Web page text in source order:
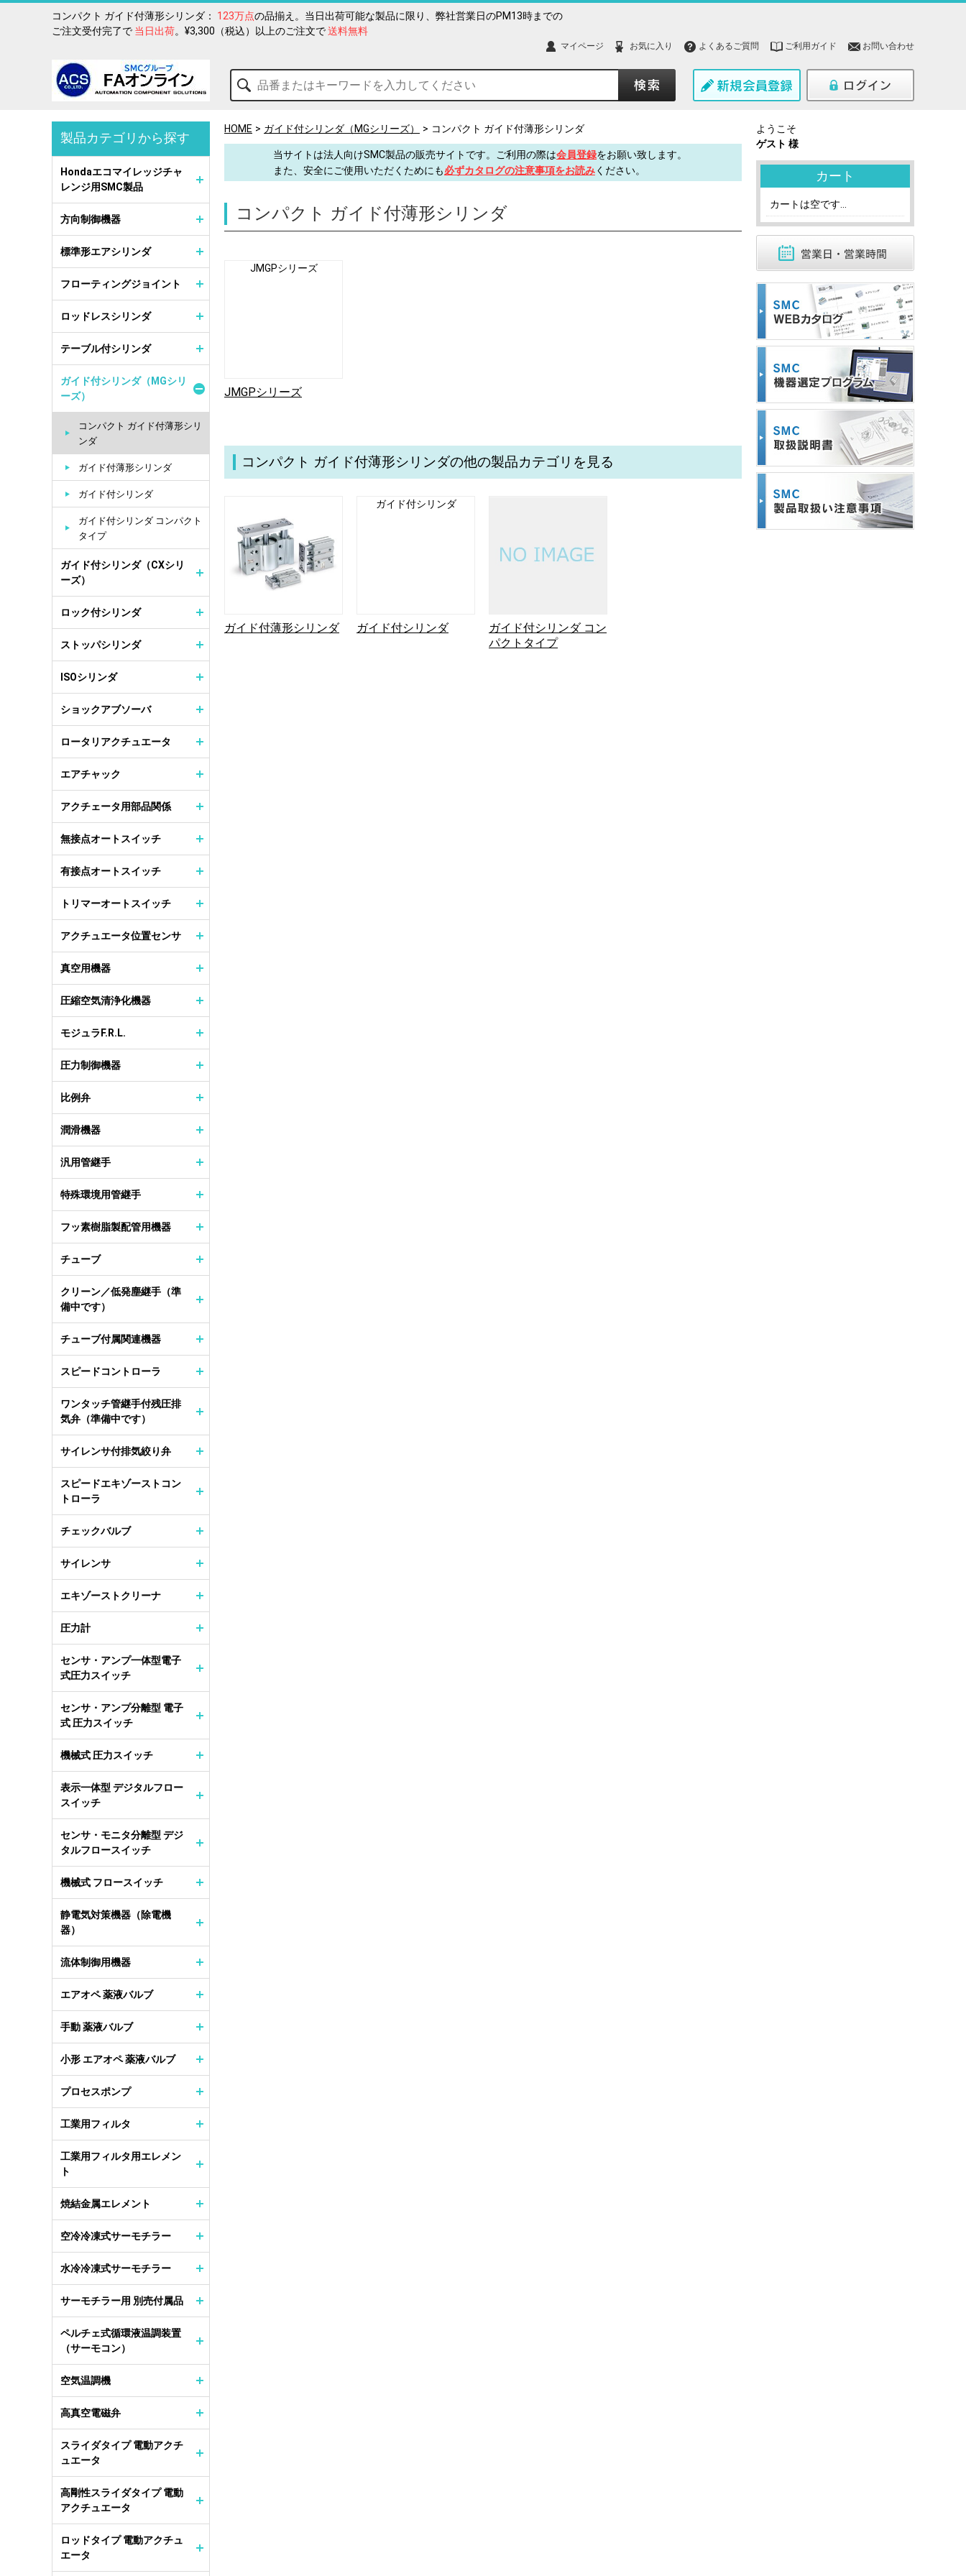
コンパクト ガイド付薄形シリンダ： 123万点の品揃え。当日出荷可能な製品に限り、弊社営業日のPM13時までの
ご注文受付完了で 当日出荷。¥3,300（税込）以上のご注文で送料無料
マイページ お気に入り よくあるご質問 ご利用ガイド お問い合わせ
HOME ガイド付シリンダ（MGシリーズ） コンパクト ガイド付薄形シリンダ
当サイトは法人向けSMC製品の販売サイトです。ご利用の際は会員登録をお願い致します。
また、安全にご使用いただくためにも必ずカタログの注意事項をお読みください。
コンパクト ガイド付薄形シリンダ
JMGPシリーズ
JMGPシリーズ
コンパクト ガイド付薄形シリンダの他の製品カテゴリを見る
ガイド付薄形シリンダ
ガイド付シリンダ
ガイド付シリンダ
ガイド付シリンダ コン
パクトタイプ
製品カテゴリから探す
Hondaエコマイレッジチャ
レンジ用SMC製品
方向制御機器
標準形エアシリンダ
フローティングジョイント
ロッドレスシリンダ
テーブル付シリンダ
ガイド付シリンダ（MGシリ
ーズ）
コンパクト ガイド付薄形シリ
ンダ
ガイド付薄形シリンダ
ガイド付シリンダ
ガイド付シリンダ コンパクト
タイプ
ガイド付シリンダ（CXシリ
ーズ）
ロック付シリンダ
ストッパシリンダ
ISOシリンダ
ショックアブソーバ
ロータリアクチュエータ
エアチャック
アクチェータ用部品関係
無接点オートスイッチ
有接点オートスイッチ
トリマーオートスイッチ
アクチュエータ位置センサ
真空用機器
圧縮空気清浄化機器
モジュラF.R.L.
圧力制御機器
比例弁
潤滑機器
汎用管継手
特殊環境用管継手
フッ素樹脂製配管用機器
チューブ
クリーン／低発塵継手（準
備中です）
チューブ付属関連機器
スピードコントローラ
ワンタッチ管継手付残圧排
気弁（準備中です）
サイレンサ付排気絞り弁
スピードエキゾーストコン
トローラ
チェックバルブ
サイレンサ
エキゾーストクリーナ
圧力計
センサ・アンプ一体型電子
式圧力スイッチ
センサ・アンプ分離型 電子
式 圧力スイッチ
機械式 圧力スイッチ
表示一体型 デジタルフロー
スイッチ
センサ・モニタ分離型 デジ
タルフロースイッチ
機械式 フロースイッチ
静電気対策機器（除電機
器）
流体制御用機器
エアオペ 薬液バルブ
手動 薬液バルブ
小形 エアオペ 薬液バルブ
プロセスポンプ
工業用フィルタ
工業用フィルタ用エレメン
ト
焼結金属エレメント
空冷冷凍式サーモチラー
水冷冷凍式サーモチラー
サーモチラー用 別売付属品
ペルチェ式循環液温調装置
（サーモコン）
空気温調機
高真空電磁弁
スライダタイプ 電動アクチ
ュエータ
高剛性スライダタイプ 電動
アクチュエータ
ロッドタイプ 電動アクチュ
エータ
ようこそ
ゲスト 様
カート
カートは空です...